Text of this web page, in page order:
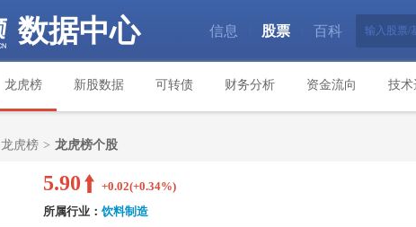
数据中心 信息 股票 百科
龙虎榜 新股数据 可转债 财务分析 资金流向 技术
龙虎榜 > 龙虎榜个股
5.90
+0.02(+0.34%)
所属行业： 饮料制造